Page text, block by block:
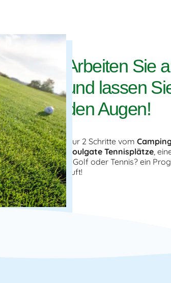
Arbeiten Sie
und lassen
den Augen!
Nur 2 Schritte vom
Houlgate Tennisplätze,
… Golf oder Tennis? ein
Luft!